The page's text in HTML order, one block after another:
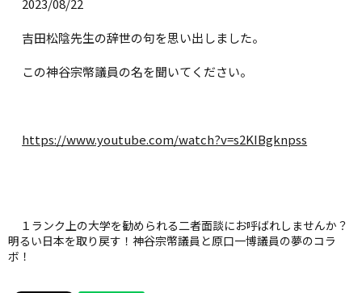
2023/08/22
吉田松陰先生の辞世の句を思い出しました。
この神谷宗幣議員の名を聞いてください。
https://www.youtube.com/watch?v=s2KIBgknpss
１ランク上の大学を勧められる二者面談にお呼ばれしませんか？
明るい日本を取り戻す！神谷宗幣議員と原口一博議員の夢のコラ
ボ！